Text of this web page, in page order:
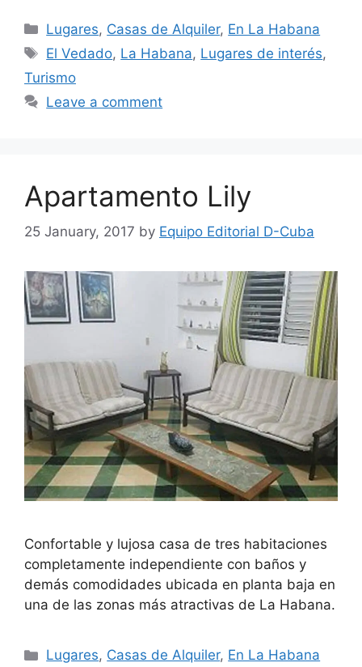
Categories
Lugares, Casas de Alquiler, En La Habana
Tags
El Vedado, La Habana, Lugares de interés,
Turismo
Leave a comment
Apartamento Lily
25 January, 2017 by Equipo Editorial D-Cuba
Confortable y lujosa casa de tres habitaciones
completamente independiente con baños y
demás comodidades ubicada en planta baja en
una de las zonas más atractivas de La Habana.
Categories
Lugares, Casas de Alquiler, En La Habana